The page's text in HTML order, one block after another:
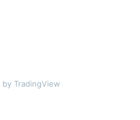
by TradingView